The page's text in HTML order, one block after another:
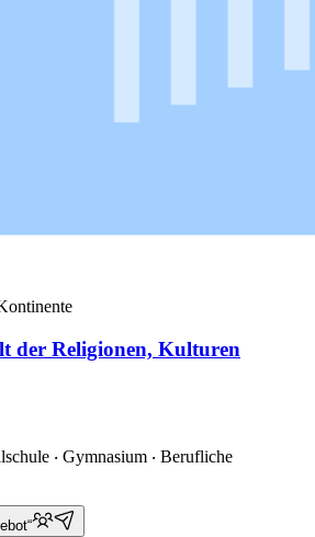
der Religionen, Kulturen
‧ Gymnasium ‧ Berufliche